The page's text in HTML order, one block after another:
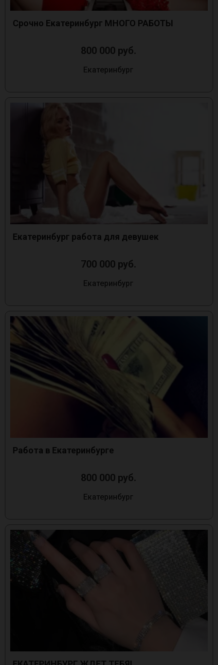
Срочно Екатеринбург МНОГО РАБОТЫ
800 000 руб.
Екатеринбург
Екатеринбург работа для девушек
700 000 руб.
Екатеринбург
Работа в Екатеринбурге
800 000 руб.
Екатеринбург